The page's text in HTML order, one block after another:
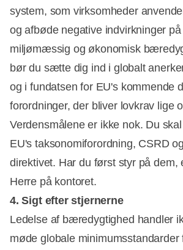
system, som virksomheder
og afbøde negative indvirkninger på
miljømæssig og økonomisk
bør du sætte dig ind i globalt
og i fundatsen for EU's kommende
forordninger, der bliver lovkrav lige
Verdensmålene er ikke nok. Du
EU's taksonomiforordning, CSRD
direktivet. Har du først styr på dem,
Herre på kontoret.
4. Sigt efter stjernerne
Ledelse af bæredygtighed handler
møde globale minimumsstandarder